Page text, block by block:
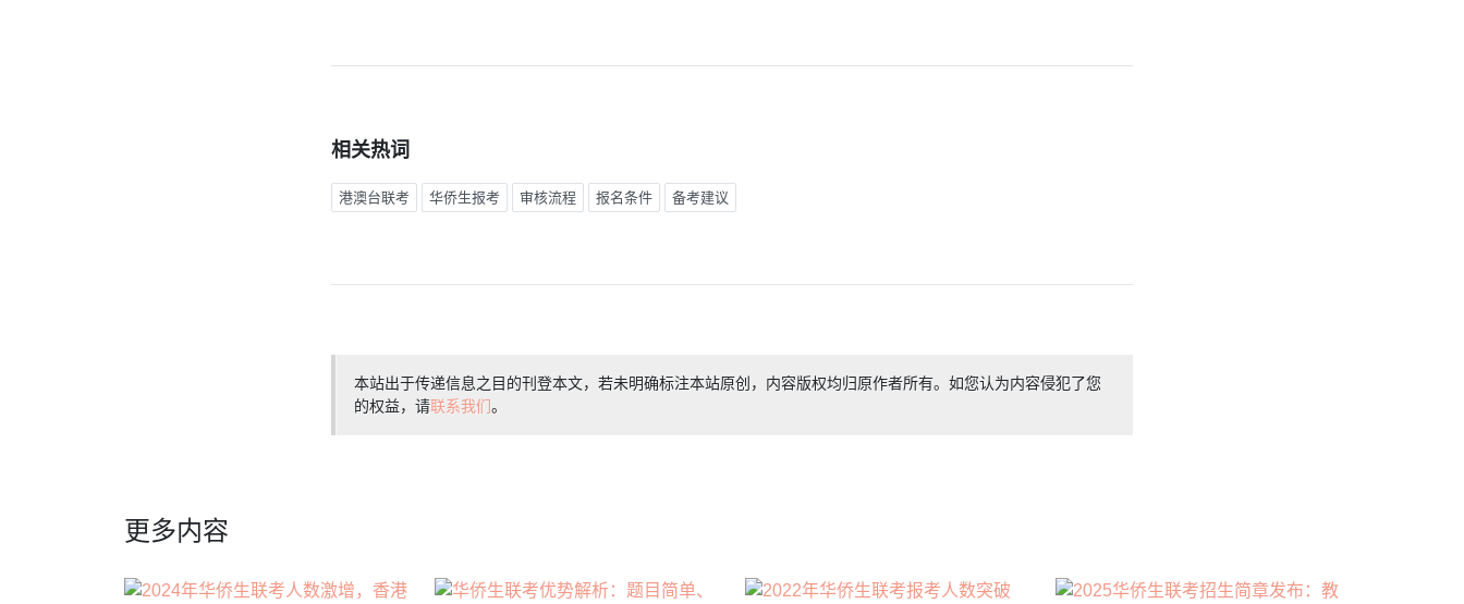
相关热词
港澳台联考 华侨生报考 审核流程 报名条件 备考建议
本站出于传递信息之目的刊登本文，若未明确标注本站原创，内容版权均归原作者所有。如您认为内容侵犯了您
的权益，请联系我们。
更多内容